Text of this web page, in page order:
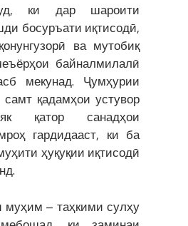
ки дар шароити
босуръати иқтисодӣ,
ва мутобиқ
байналмилалӣ
мекунад. Ҷумҳурии
қадамҳои устувор
қатор санадҳои
гардидааст, ки ба
ҳуқуқии иқтисодӣ
муҳим – таҳкими сулҳу